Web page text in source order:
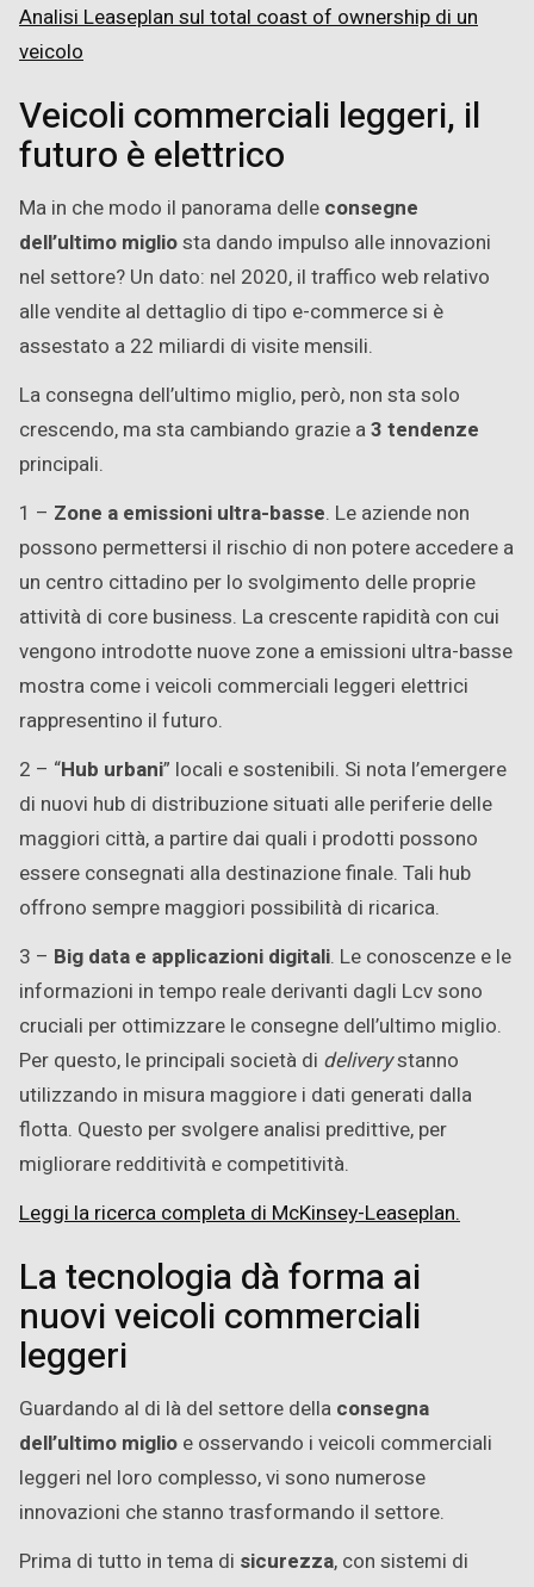
Analisi Leaseplan sul total coast of ownership di un
veicolo
Veicoli commerciali leggeri, il
futuro è elettrico
Ma in che modo il panorama delle consegne
dell’ultimo migliosta dando impulso alle innovazioni
nel settore? Un dato: nel 2020, il traffico web relativo
alle vendite al dettaglio di tipo e-commerce si è
assestato a 22 miliardi di visite mensili.
La consegna dell’ultimo miglio, però, non sta solo
crescendo, ma sta cambiando grazie a3 tendenze
principali.
1 – Zone a emissioni ultra-basse. Le aziende non
possono permettersi il rischio di non potere accedere a
un centro cittadino per lo svolgimento delle proprie
attività di core business. La crescente rapidità con cui
vengono introdotte nuove zone a emissioni ultra-basse
mostra come i veicoli commerciali leggeri elettrici
rappresentino il futuro.
2 – “Hub urbani” locali e sostenibili. Si nota l’emergere
di nuovi hub di distribuzione situati alle periferie delle
maggiori città, a partire dai quali i prodotti possono
essere consegnati alla destinazione finale. Tali hub
offrono sempre maggiori possibilità di ricarica.
3 – Big data e applicazioni digitali. Le conoscenze e le
informazioni in tempo reale derivanti dagli Lcv sono
cruciali per ottimizzare le consegne dell’ultimo miglio.
Per questo, le principali società di deliverystanno
utilizzando in misura maggiore i dati generati dalla
flotta. Questo per svolgere analisi predittive, per
migliorare redditività e competitività.
Leggi la ricerca completa di McKinsey-Leaseplan.
La tecnologia dà forma ai
nuovi veicoli commerciali
leggeri
Guardando al di là del settore della consegna
dell’ultimo miglio e osservando i veicoli commerciali
leggeri nel loro complesso, vi sono numerose
innovazioni che stanno trasformando il settore.
Prima di tutto in tema di sicurezza, con sistemi di